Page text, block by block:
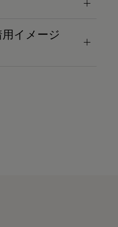
イメージ